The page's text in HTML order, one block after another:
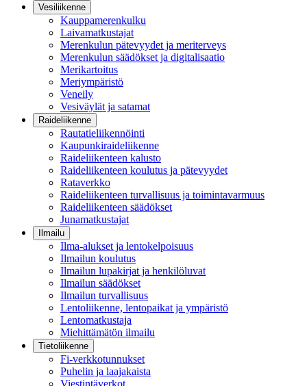
Vesiliikenne
Kauppamerenkulku
Laivamatkustajat
Merenkulun pätevyydet ja meriterveys
Merenkulun säädökset ja digitalisaatio
Merikartoitus
Meriympäristö
Veneily
Vesiväylät ja satamat
Raideliikenne
Rautatieliikennöinti
Kaupunkiraideliikenne
Raideliikenteen kalusto
Raideliikenteen koulutus ja pätevyydet
Rataverkko
Raideliikenteen turvallisuus ja toimintavarmuus
Raideliikenteen säädökset
Junamatkustajat
Ilmailu
Ilma-alukset ja lentokelpoisuus
Ilmailun koulutus
Ilmailun lupakirjat ja henkilöluvat
Ilmailun säädökset
Ilmailun turvallisuus
Lentoliikenne, lentopaikat ja ympäristö
Lentomatkustaja
Miehittämätön ilmailu
Tietoliikenne
Fi-verkkotunnukset
Puhelin ja laajakaista
Viestintäverkot